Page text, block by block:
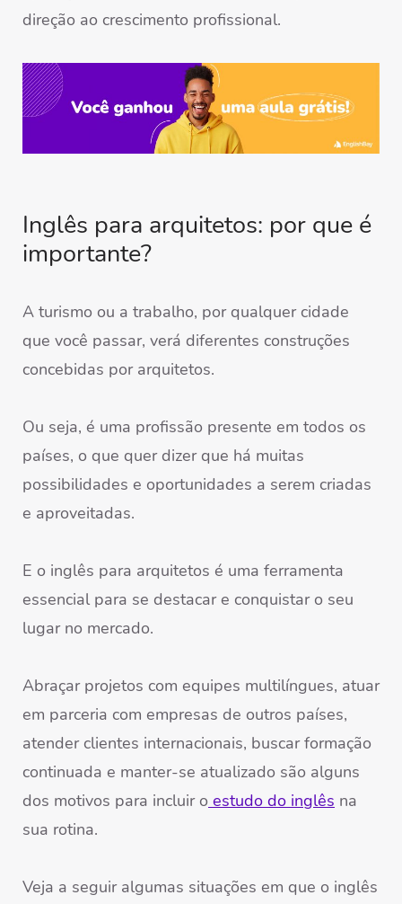
direção ao crescimento profissional.
Inglês para arquitetos: por que é
importante?
A turismo ou a trabalho, por qualquer cidade
que você passar, verá diferentes construções
concebidas por arquitetos.
Ou seja, é uma profissão presente em todos os
países, o que quer dizer que há muitas
possibilidades e oportunidades a serem criadas
e aproveitadas.
E o inglês para arquitetos é uma ferramenta
essencial para se destacar e conquistar o seu
lugar no mercado.
Abraçar projetos com equipes multilíngues, atuar
em parceria com empresas de outros países,
atender clientes internacionais, buscar formação
continuada e manter-se atualizado são alguns
dos motivos para incluir o estudo do inglês na
sua rotina.
Veja a seguir algumas situações em que o inglês